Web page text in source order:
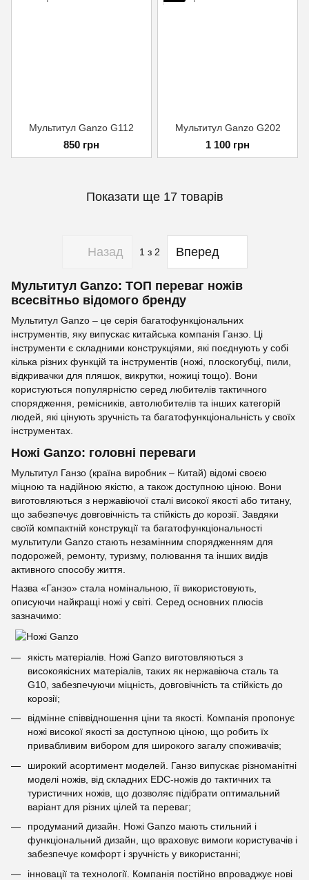
Мультитул Ganzo G112
850 грн
Мультитул Ganzo G202
1 100 грн
Показати ще 17 товарів
Назад 1 з 2 Вперед
Мультитул Ganzo: ТОП переваг ножів
всесвітньо відомого бренду
Мультитул Ganzo – це серія багатофункціональних
інструментів, яку випускає китайська компанія Ганзо. Ці
інструменти є складними конструкціями, які поєднують у собі
кілька різних функцій та інструментів (ножі, плоскогубці, пили,
відкривачки для пляшок, викрутки, ножиці тощо). Вони
користуються популярністю серед любителів тактичного
спорядження, ремісників, автолюбителів та інших категорій
людей, які цінують зручність та багатофункціональність у своїх
інструментах.
Ножі Ganzo: головні переваги
Мультитул Ганзо (країна виробник – Китай) відомі своєю
міцною та надійною якістю, а також доступною ціною. Вони
виготовляються з нержавіючої сталі високої якості або титану,
що забезпечує довговічність та стійкість до корозії. Завдяки
своїй компактній конструкції та багатофункціональності
мультитули Ganzo стають незамінним спорядженням для
подорожей, ремонту, туризму, полювання та інших видів
активного способу життя.
Назва «Ганзо» стала номінальною, її використовують,
описуючи найкращі ножі у світі. Серед основних плюсів
зазначимо:
якість матеріалів. Ножі Ganzo виготовляються з
високоякісних матеріалів, таких як нержавіюча сталь та
G10, забезпечуючи міцність, довговічність та стійкість до
корозії;
відмінне співвідношення ціни та якості. Компанія пропонує
ножі високої якості за доступною ціною, що робить їх
привабливим вибором для широкого загалу споживачів;
широкий асортимент моделей. Ганзо випускає різноманітні
моделі ножів, від складних EDC-ножів до тактичних та
туристичних ножів, що дозволяє підібрати оптимальний
варіант для різних цілей та переваг;
продуманий дизайн. Ножі Ganzo мають стильний і
функціональний дизайн, що враховує вимоги користувачів і
забезпечує комфорт і зручність у використанні;
інновації та технології. Компанія постійно впроваджує нові